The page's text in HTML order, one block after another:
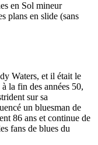
en Sol mineur
plans en slide (sans
Waters, et il était le
la fin des années 50,
sur sa
un bluesman de
86 ans et continue de
fans de blues du